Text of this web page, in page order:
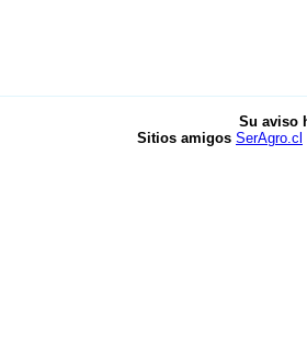
Su aviso
Sitios amigos SerAgro.cl